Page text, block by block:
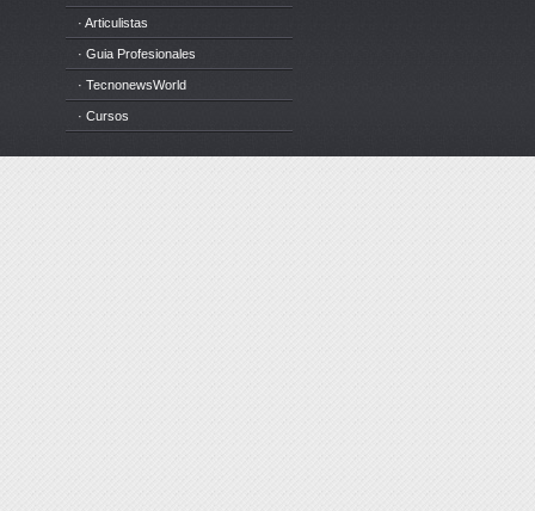
· Articulistas
· Guia Profesionales
· TecnonewsWorld
· Cursos